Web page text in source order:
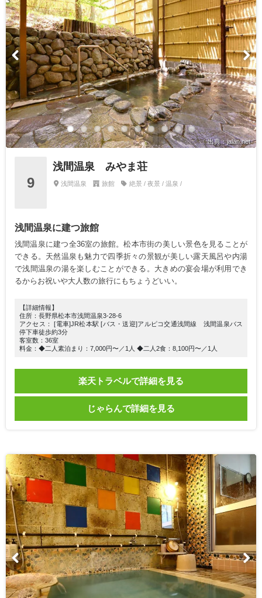
出典：jalan.net
9
浅間温泉 みやま荘
浅間温泉 旅館 絶景 / 夜景 / 温泉 /
浅間温泉に建つ旅館
浅間温泉に建つ全36室の旅館。松本市街の美しい景色を見ることが
できる。天然温泉も魅力で四季折々の景観が美しい露天風呂や内湯
で浅間温泉の湯を楽しむことができる。大きめの宴会場が利用でき
るからお祝いや大人数の旅行にもちょうどいい。
【詳細情報】
住所：長野県松本市浅間温泉3-28-6
アクセス： [電車]JR松本駅 [バス・送迎]アルピコ交通浅間線 浅間温泉バス
停下車徒歩約3分
客室数：36室
料金：◆二人素泊まり：7,000円〜／1人 ◆二人2食：8,100円〜／1人
楽天トラベルで詳細を見る
じゃらんで詳細を見る